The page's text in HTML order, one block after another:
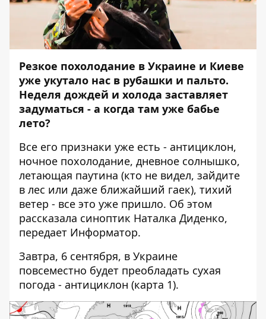
Резкое похолодание в Украине и Киеве
уже укутало нас в рубашки и пальто.
Неделя дождей и холода заставляет
задуматься - а когда там уже бабье
лето?
Все его признаки уже есть - антициклон,
ночное похолодание, дневное солнышко,
летающая паутина (кто не видел, зайдите
в лес или даже ближайший гаек), тихий
ветер - все это уже пришло. Об этом
рассказала синоптик Наталка Диденко,
передает Информатор.
Завтра, 6 сентября, в Украине
повсеместно будет преобладать сухая
погода - антициклон (карта 1).